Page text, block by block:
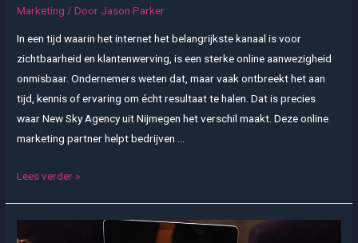
Marketing / Door Jason Parker
In een tijd waarin het internet het belangrijkste kanaal is voor
zichtbaarheid en klantenwerving, is een sterke online aanwezigheid
onmisbaar. Ondernemers weten dat, maar vaak ontbreekt het aan
tijd, kennis of ervaring om écht resultaat te halen. Dat is precies
waar New Sky Agency uit Nijmegen het verschil maakt. Deze online
marketing partner helpt bedrijven …
New
uit
Lees verder »